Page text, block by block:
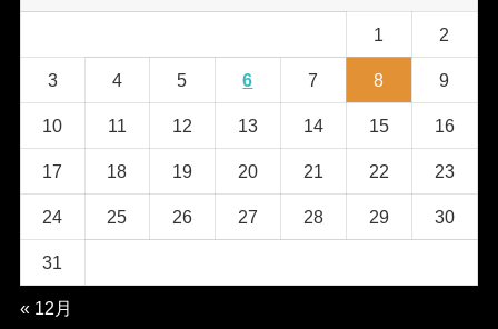
1 2
3 4 5 6 7 8 9
10 11 12 13 14 15 16
17 18 19 20 21 22 23
24 25 26 27 28 29 30
31
« 12月